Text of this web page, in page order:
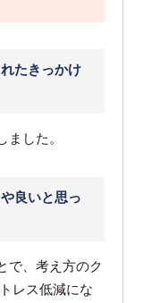
たきっかけ
ました。
良いと思っ
で、考え方のク
レス低減にな